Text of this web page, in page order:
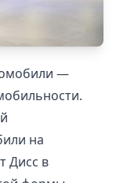
—
на
Дисс в